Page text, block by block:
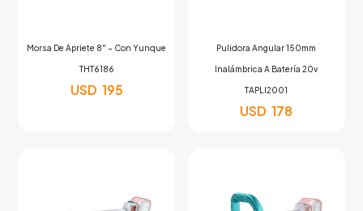
Morsa De Apriete 8″ – Con Yunque
THT6186
USD 195
Pulidora Angular 150mm
Inalámbrica A Batería 20v
TAPLI2001
USD 178